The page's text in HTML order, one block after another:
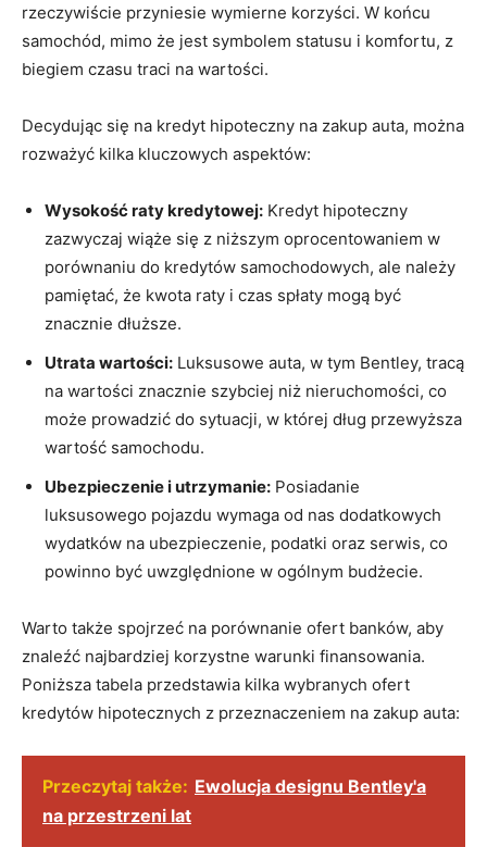
rzeczywiście ‍przyniesie wymierne‍ korzyści. W końcu ​
samochód, mimo że ​jest ⁤symbolem ⁣statusu ⁣i komfortu, z
biegiem czasu traci‍ na wartości.
Decydując się na⁤ kredyt hipoteczny na zakup auta, można
rozważyć kilka kluczowych aspektów:
Wysokość raty kredytowej: Kredyt hipoteczny
zazwyczaj‍ wiąże się z niższym oprocentowaniem⁣ w
porównaniu do⁤ kredytów samochodowych, ale należy
pamiętać, że kwota raty i czas spłaty ⁤mogą być
znacznie ​dłuższe.
Utrata wartości: Luksusowe auta,‌ w ‌tym Bentley, tracą
na wartości znacznie szybciej niż nieruchomości,‍ co
może prowadzić do sytuacji,⁣ w której dług przewyższa
⁢wartość samochodu.
Ubezpieczenie ⁢i ‌utrzymanie: Posiadanie
luksusowego pojazdu wymaga od nas dodatkowych
wydatków na ubezpieczenie, ⁢podatki oraz serwis, co
powinno być uwzględnione w ⁣ogólnym⁣ budżecie.
Warto także spojrzeć na porównanie⁢ ofert banków, aby
znaleźć najbardziej korzystne warunki finansowania.
Poniższa tabela przedstawia kilka‍ wybranych ofert
kredytów hipotecznych z ​przeznaczeniem na ⁤zakup auta:
Przeczytaj także: Ewolucja designu Bentley'a
na przestrzeni lat